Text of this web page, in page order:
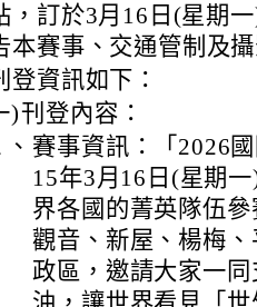
，訂於3月16日(星期
本賽事、交通管制及
登資訊如下：
)刊登內容：
、 賽事資訊：「2026
15年3月16日(星期
界各國的菁英隊伍
觀音、新屋、楊梅
政區，邀請大家一
tadnews/page.php?